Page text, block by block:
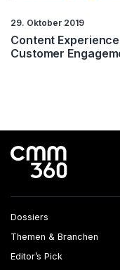
29. Oktober 2019
Content
Customer
Dossiers
Themen & Branchen
Editor’s Pick